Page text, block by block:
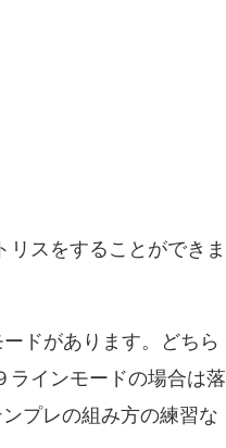
スをすることができま
ドがあります。どちら
ラインモードの場合は落
プレの組み方の練習な